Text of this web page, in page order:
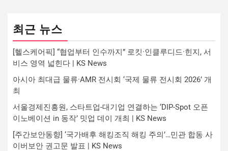
최근 뉴스
[헬스케어픽] “협업부터 인수까지” 로킷·인클루디드·힌지, 서
비스 영역 넓힌다 | KS News
아시아 최대급 물류·AMR 전시회 ‘국제 물류 전시회 2026’ 개
최
서울경제진흥원, 스타트업-대기업 연결하는 ‘DIP-Spot 오픈
이노베이션 in 동작’ 밋업 데이 개최 | KS News
[주간보안동향] ‘국가배후 해킹조직 해킹 주의’…민관 합동 사
이버보안 권고문 발표 | KS News